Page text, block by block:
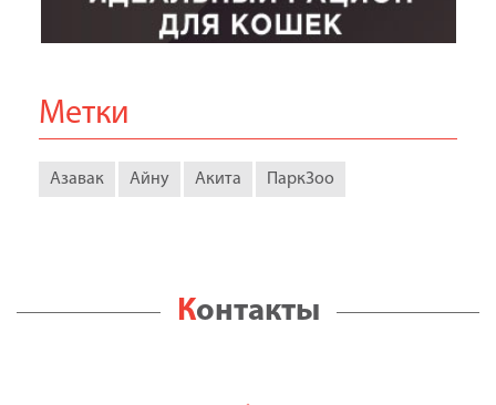
Метки
Азавак Айну Акита ПаркЗоо
Контакты